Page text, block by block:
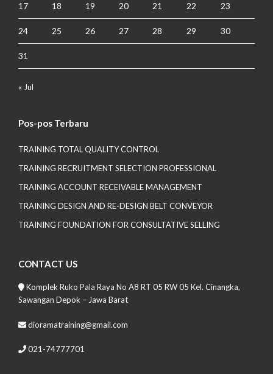
17 18 19 20 21 22 23
24 25 26 27 28 29 30
31
« Jul
Pos-pos Terbaru
TRAINING TOTAL QUALITY CONTROL
TRAINING RECRUITMENT SELECTION PROFESSIONAL
TRAINING ACCOUNT RECEIVABLE MANAGEMENT
TRAINING DESIGN AND RE-DESIGN BELT CONVEYOR
TRAINING FOUNDATION FOR CONSULTATIVE SELLING
CONTACT US
Komplek Ruko Pala Raya No A8 RT 05 RW 05 Kel. Cinangka,
Sawangan Depok – Jawa Barat
dioramatraining@gmail.com
021-74777701